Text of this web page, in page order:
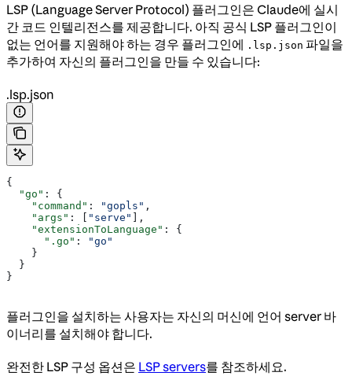
LSP (Language Server Protocol) 플러그인은 Claude에 실시
간 코드 인텔리전스를 제공합니다. 아직 공식 LSP 플러그인이
없는 언어를 지원해야 하는 경우 플러그인에 .lsp.json 파일을
추가하여 자신의 플러그인을 만들 수 있습니다:
.lsp.json
{
  "go"
: {
    "command"
: "gopls" ,
    "args"
: [ "serve" ],
    "extensionToLanguage"
: {
      ".go"
:
"go"
    }
  }
}
플러그인을 설치하는 사용자는 자신의 머신에 언어 server 바
이너리를 설치해야 합니다.
완전한 LSP 구성 옵션은 LSP servers를 참조하세요.